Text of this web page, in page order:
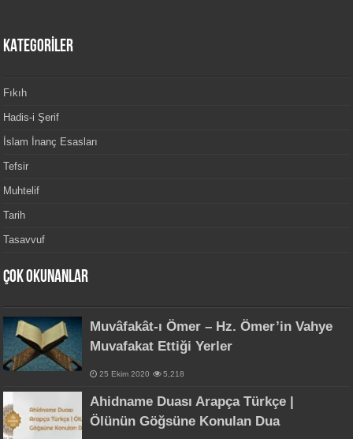
KATEGORİLER
Fıkıh
Hadis-i Şerif
İslam İnanç Esasları
Tefsir
Muhtelif
Tarih
Tasavvuf
Çok Okunanlar
Muvâfakât-ı Ömer – Hz. Ömer’in Vahye
Muvafakat Ettiği Yerler
25 Ekim 2020 5,218
Ahidname Duası Arapça Türkçe |
Ölünün Göğsüne Konulan Dua